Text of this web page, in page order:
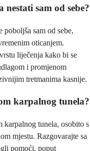
sam od sebe?
sam od sebe,
oticanjem.
liječenja kako bi se
i promjenom
tretmanima kasnije.
karpalnog tunela?
tunela, osobito s
mjestu. Razgovarajte sa
pomoći, poput